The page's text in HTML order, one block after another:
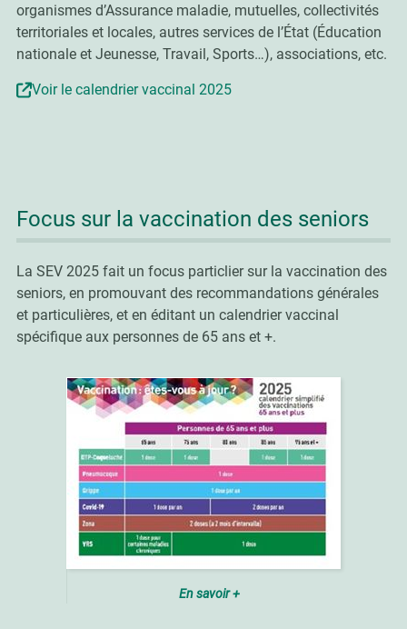
organismes d’Assurance maladie, mutuelles, collectivités
territoriales et locales, autres services de l’État (Éducation
nationale et Jeunesse, Travail, Sports…), associations, etc.
Voir le calendrier vaccinal 2025
Focus sur la vaccination des seniors
La SEV 2025 fait un focus particlier sur la vaccination des
seniors, en promouvant des recommandations générales
et particulières, et en éditant un calendrier vaccinal
spécifique aux personnes de 65 ans et +.
En savoir +